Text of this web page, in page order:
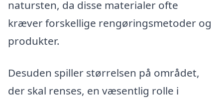
natursten, da disse materialer ofte
kræver forskellige rengøringsmetoder og
produkter.
Desuden spiller størrelsen på området,
der skal renses, en væsentlig rolle i